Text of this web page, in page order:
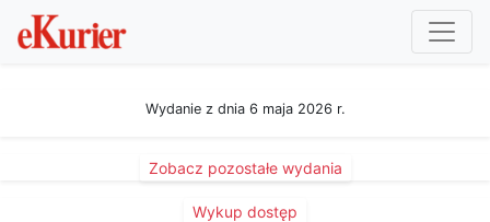
Wydanie z dnia 6 maja 2026 r.
Zobacz pozostałe wydania
Wykup dostęp